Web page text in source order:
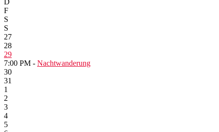
D
F
S
S
27
28
29
7:00 PM - Nachtwanderung
30
31
1
2
3
4
5